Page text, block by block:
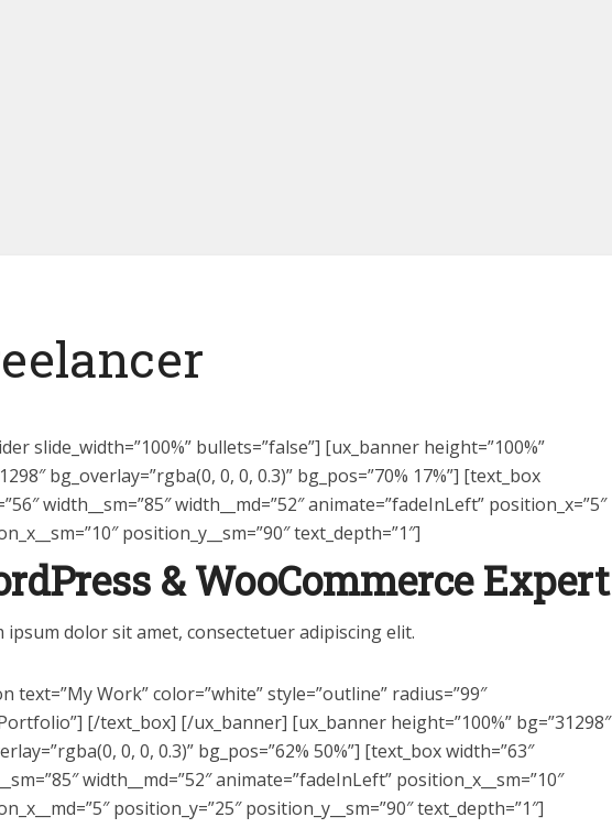
slide_width=”100%” bullets=”false”] [ux_banner height=”100%”
bg_overlay=”rgba(0, 0, 0, 0.3)” bg_pos=”70% 17%”] [text_box
width__sm=”85″ width__md=”52″ animate=”fadeInLeft” position_x=”5″
position_y__sm=”90″ text_depth=”1″]
& WooCommerce Expert
ipsum dolor sit amet, consectetuer adipiscing elit.
text=”My Work” color=”white” style=”outline” radius=”99″
[/text_box] [/ux_banner] [ux_banner height=”100%” bg=”31298″
0, 0, 0.3)” bg_pos=”62% 50%”] [text_box width=”63″
width__md=”52″ animate=”fadeInLeft” position_x__sm=”10″
position_y=”25″ position_y__sm=”90″ text_depth=”1″]